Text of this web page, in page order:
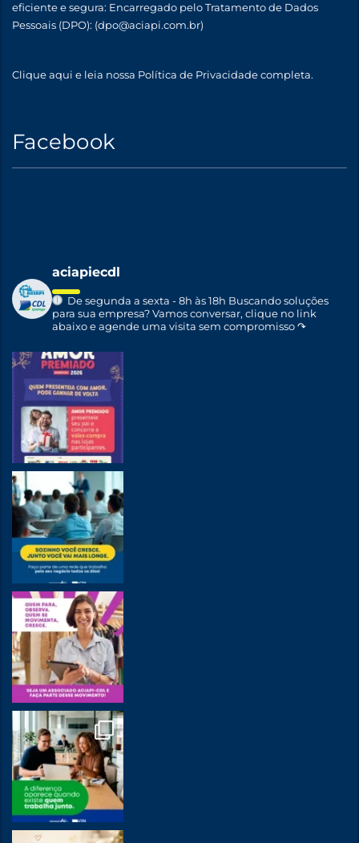
eficiente e segura: Encarregado pelo Tratamento de Dados
Pessoais (DPO): (dpo@aciapi.com.br)
Clique aqui e leia nossa Política de Privacidade completa.
Facebook
aciapiecdl
De segunda a sexta - 8h às 18h Buscando soluções
para sua empresa?Vamos conversar, clique no link
abaixo e agende uma visita sem compromisso ↷